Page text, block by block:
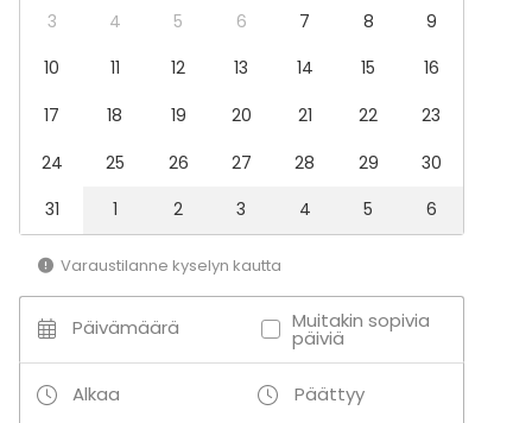
Mökkireissu / retriitti
Pikkujoulut
Tilatyypit
Saunatila
3
4 5 6 7 8
9
10
11 12 13 14 15
16
17
18 19 20 21 22
23
24
25 26 27 28 29
30
31
1 2 3 4 5 6
Varaustilanne kyselyn kautta
Päivämäärä Muitakin sopivia
päiviä
Alkaa Päättyy